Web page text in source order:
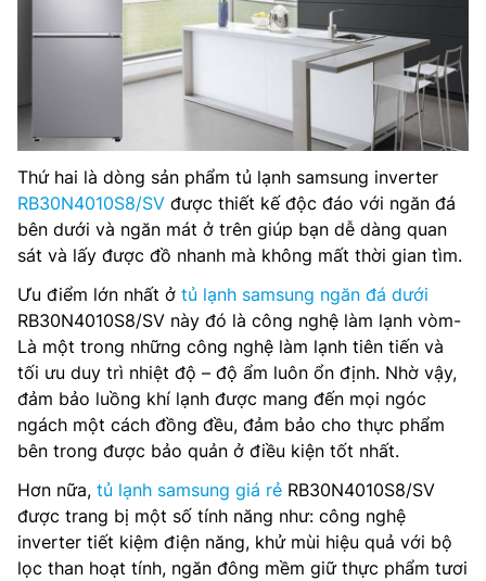
Thứ hai là dòng sản phẩm tủ lạnh samsung inverter
RB30N4010S8/SV được thiết kế độc đáo với ngăn đá
bên dưới và ngăn mát ở trên giúp bạn dễ dàng quan
sát và lấy được đồ nhanh mà không mất thời gian tìm.
Ưu điểm lớn nhất ở tủ lạnh samsung ngăn đá dưới
RB30N4010S8/SV này đó là công nghệ làm lạnh vòm-
Là một trong những công nghệ làm lạnh tiên tiến và
tối ưu duy trì nhiệt độ – độ ẩm luôn ổn định. Nhờ vậy,
đảm bảo luồng khí lạnh được mang đến mọi ngóc
ngách một cách đồng đều, đảm bảo cho thực phẩm
bên trong được bảo quản ở điều kiện tốt nhất.
Hơn nữa, tủ lạnh samsung giá rẻ RB30N4010S8/SV
được trang bị một số tính năng như: công nghệ
inverter tiết kiệm điện năng, khử mùi hiệu quả với bộ
lọc than hoạt tính, ngăn đông mềm giữ thực phẩm tươi